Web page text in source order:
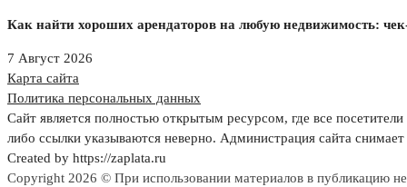
Как найти хороших арендаторов на любую недвижимость:
7 Август 2026
Карта сайта
Политика персональных данных
Сайт является полностью открытым ресурсом, где все
либо ссылки указываются неверно. Администрация сайта
Created by https://zaplata.ru
Copyright 2026 © При использовании материалов в публикацию